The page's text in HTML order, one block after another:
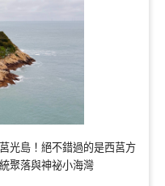
光島！絕不錯過的是西莒方
聚落與神祕小海灣